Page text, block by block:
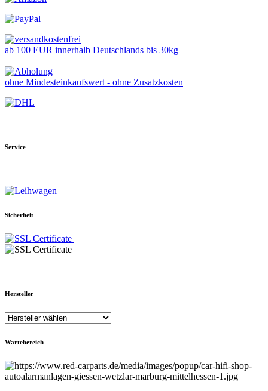
ab 100 EUR innerhalb Deutschlands bis 30kg
ohne Mindesteinkaufswert - ohne Zusatzkosten
Service
Sicherheit
Hersteller
Wartebereich